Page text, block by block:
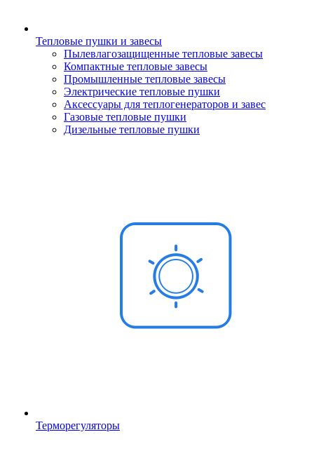
Тепловые пушки и завесы
Пылевлагозащищенные тепловые завесы
Компактные тепловые завесы
Промышленные тепловые завесы
Электрические тепловые пушки
Аксессуары для теплогенераторов и завес
Газовые тепловые пушки
Дизельные тепловые пушки
Терморегуляторы